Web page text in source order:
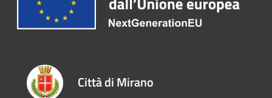
Città di Mirano